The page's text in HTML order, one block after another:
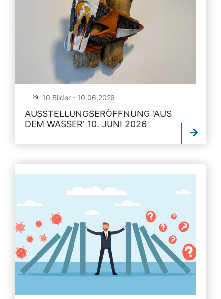
10 Bilder - 10.06.2026
AUSSTELLUNGSERÖFFNUNG 'AUS
DEM WASSER' 10. JUNI 2026